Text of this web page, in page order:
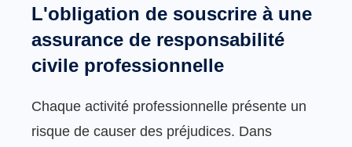
L'obligation de souscrire à une
assurance de responsabilité
civile professionnelle
Chaque activité professionnelle présente un
risque de causer des préjudices. Dans